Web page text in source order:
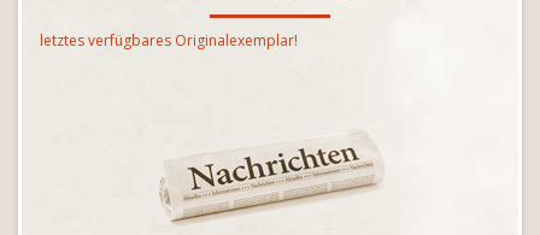
letztes verfügbares Originalexemplar!